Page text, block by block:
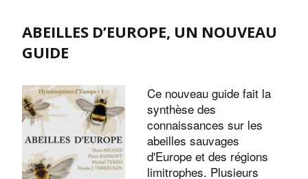
ABEILLES D’EUROPE, UN NOUVEAU
GUIDE
Ce nouveau guide fait la
synthèse des
connaissances sur les
abeilles sauvages
d'Europe et des régions
limitrophes. Plusieurs